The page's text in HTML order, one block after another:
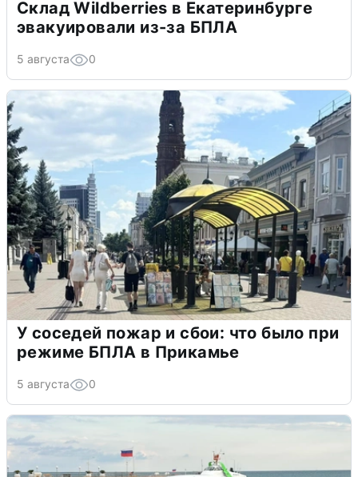
Склад Wildberries в Екатеринбурге
эвакуировали из-за БПЛА
5 августа 0
У соседей пожар и сбои: что было при
режиме БПЛА в Прикамье
5 августа 0